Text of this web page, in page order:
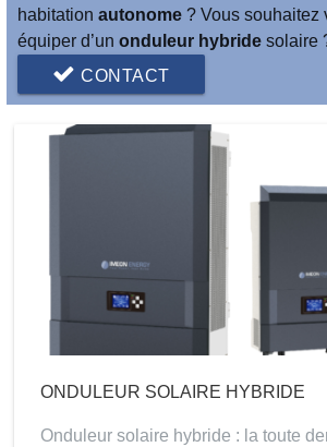
habitationautonome? Vous souhaitez
équiper d’unonduleur hybride solaire
CONTACT
ONDULEUR SOLAIRE HYBRIDE
Onduleur solaire hybride : la toute